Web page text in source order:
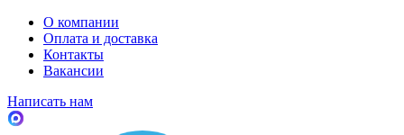
О компании
Оплата и доставка
Контакты
Вакансии
Написать нам